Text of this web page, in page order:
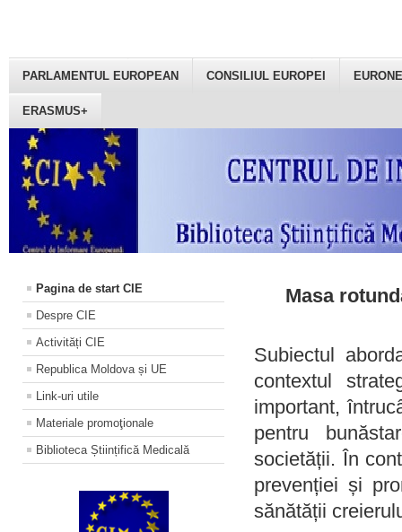
PARLAMENTUL EUROPEAN CONSILIUL EUROPEI
ERASMUS+
Pagina de start CIE
Despre CIE
Activități CIE
Republica Moldova și UE
Link-uri utile
Materiale promoţionale
Biblioteca Științifică Medicală
Masa
Subiectul
contextul
important,
pentru
societății. În
prevenției și
sănătății